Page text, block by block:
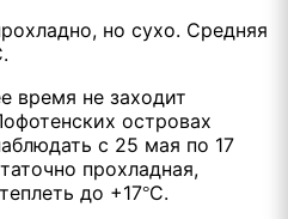
но сухо. Средняя
время не заходит
островах
с 25 мая по 17
прохладная,
до +17°С.